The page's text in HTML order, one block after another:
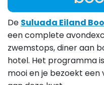
De Suluada Eiland
een complete
zwemstops, diner aan
hotel. Het programma
mooi en je bezoekt